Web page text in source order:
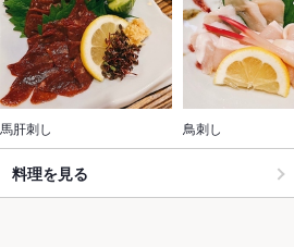
馬肝刺し 鳥刺し
料理を見る